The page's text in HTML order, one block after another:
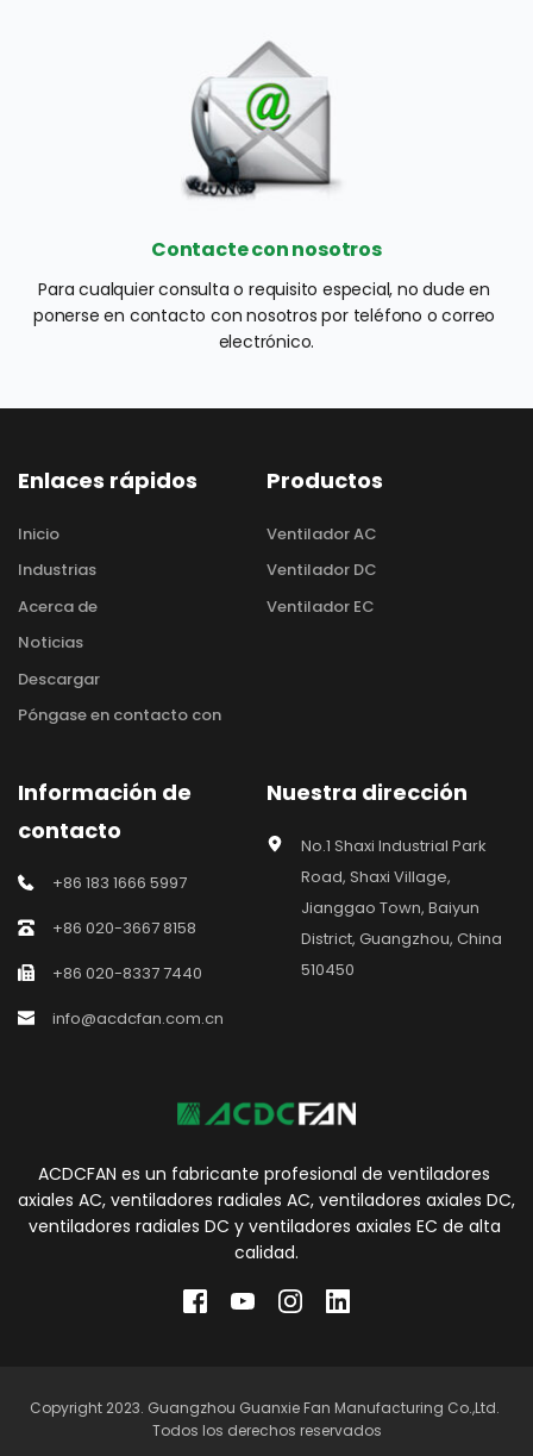
Contacte con nosotros
Para cualquier consulta o requisito especial, no dude en
ponerse en contacto con nosotros por teléfono o correo
electrónico.
Enlaces rápidos
Inicio
Industrias
Acerca de
Noticias
Descargar
Póngase en contacto con
Productos
Ventilador AC
Ventilador DC
Ventilador EC
Información de
contacto
+86 183 1666 5997
+86 020-3667 8158
+86 020-8337 7440
info@acdcfan.com.cn
Nuestra dirección
No.1 Shaxi Industrial Park
Road, Shaxi Village,
Jianggao Town, Baiyun
District, Guangzhou, China
510450
ACDCFAN es un fabricante profesional de ventiladores
axiales AC, ventiladores radiales AC, ventiladores axiales DC,
ventiladores radiales DC y ventiladores axiales EC de alta
calidad.
Copyright 2023. Guangzhou Guanxie Fan Manufacturing Co.,Ltd.
Todos los derechos reservados